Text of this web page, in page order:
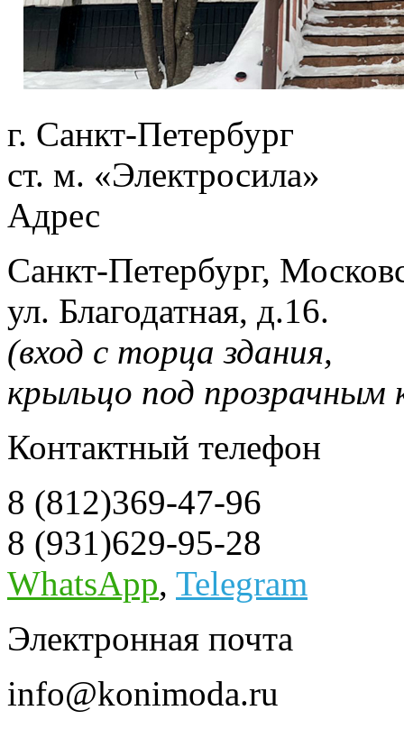
г. Санкт-Петербург
ст. м. «Электросила»
Адрес
Санкт-Петербург,
ул. Благодатная, д.16.
(вход с торца здания,
крыльцо под прозрачным
Контактный телефон
8 (812)369-47-96
8 (931)629-95-28
WhatsApp, Telegram
Электронная почта
info@konimoda.ru